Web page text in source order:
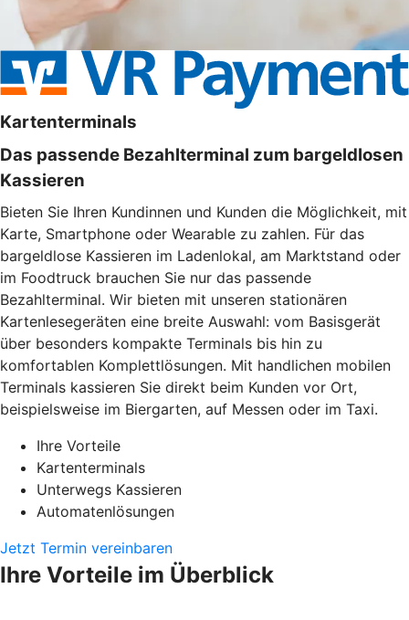
Kartenterminals
Das passende Bezahlterminal zum bargeldlosen
Kassieren
Bieten Sie Ihren Kundinnen und Kunden die Möglichkeit, mit
Karte, Smartphone oder Wearable zu zahlen. Für das
bargeldlose Kassieren im Ladenlokal, am Marktstand oder
im Foodtruck brauchen Sie nur das passende
Bezahlterminal. Wir bieten mit unseren stationären
Kartenlesegeräten eine breite Auswahl: vom Basisgerät
über besonders kompakte Terminals bis hin zu
komfortablen Komplettlösungen. Mit handlichen mobilen
Terminals kassieren Sie direkt beim Kunden vor Ort,
beispielsweise im Biergarten, auf Messen oder im Taxi.
Ihre Vorteile
Kartenterminals
Unterwegs Kassieren
Automatenlösungen
Jetzt Termin vereinbaren
Ihre Vorteile im Überblick